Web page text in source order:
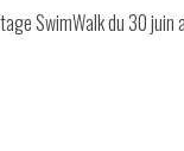
SwimWalk du 30 juin